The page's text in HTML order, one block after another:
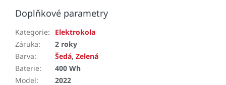
Doplňkové parametry
Kategorie:
Elektrokola
Záruka:
2 roky
Barva: Šedá, Zelená
Baterie:
400 Wh
Model: 2022